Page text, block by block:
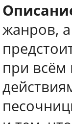
жанров,
при всём